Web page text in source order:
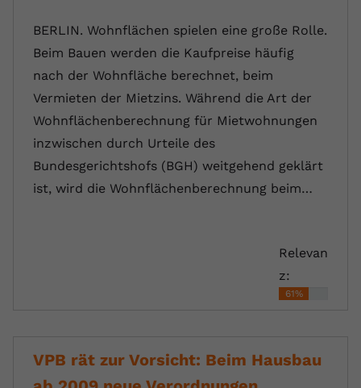
BERLIN. Wohnflächen spielen eine große Rolle.
Beim Bauen werden die Kaufpreise häufig
nach der Wohnfläche berechnet, beim
Vermieten der Mietzins. Während die Art der
Wohnflächenberechnung für Mietwohnungen
inzwischen durch Urteile des
Bundesgerichtshofs (BGH) weitgehend geklärt
ist, wird die Wohnflächenberechnung beim…
Relevan
z:
61%
VPB rät zur Vorsicht: Beim Hausbau